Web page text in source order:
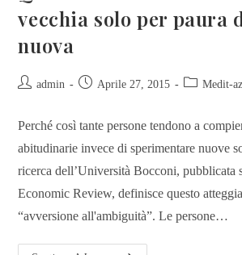
vecchia solo per paura
nuova
admin Aprile 27, 2015 Medit-
Perché così tante persone tendono a
abitudinarie invece di sperimentare nuove
ricerca dell’Università Bocconi, pubblicata
Economic Review, definisce questo
“avversione all'ambiguità”. Le persone…